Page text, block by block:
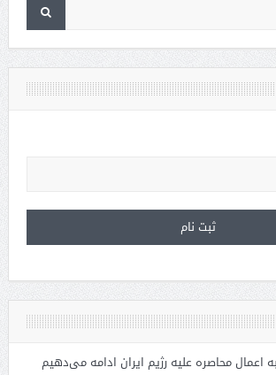
اعمال محاصره علیه رژیم ایران ادامه می‌دهیم